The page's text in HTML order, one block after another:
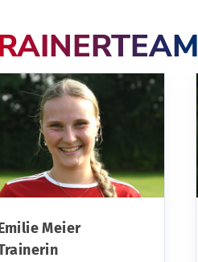
Meier